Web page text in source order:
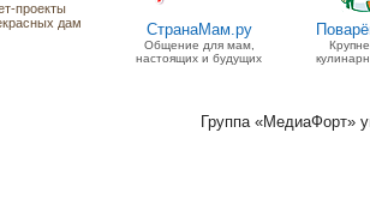
проекты
дам
СтранаМам.ру
Общение для мам,
настоящих и будущих
Группа «МедиаФорт»